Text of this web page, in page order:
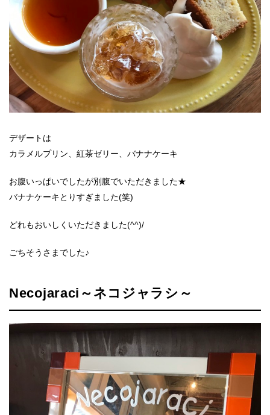
デザートは
カラメルプリン、紅茶ゼリー、バナナケーキ
お腹いっぱいでしたが別腹でいただきました★
バナナケーキとりすぎました(笑)
どれもおいしくいただきました(^^)/
ごちそうさまでした♪
Necojaraci～ネコジャラシ～